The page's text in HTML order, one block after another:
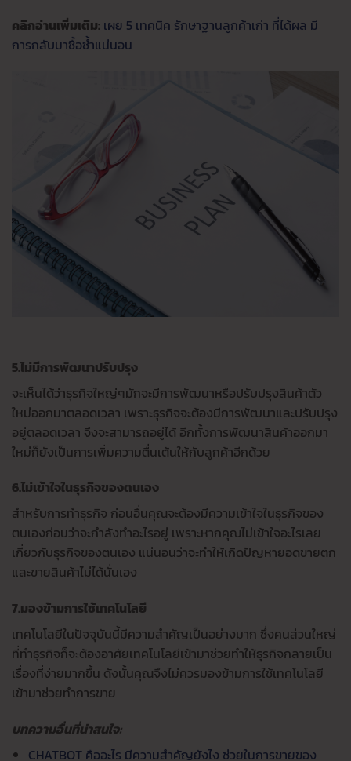
คลิกอ่านเพิ่มเติม: เผย 5 เทคนิค รักษาฐานลูกค้าเก่า ที่ได้ผล มี
การกลับมาซื้อซ้ำแน่นอน
5.ไม่มีการพัฒนาปรับปรุง
จะเห็นได้ว่าธุรกิจใหญ่ๆมักจะมีการพัฒนาหรือปรับปรุงสินค้าตัว
ใหม่ออกมาตลอดเวลา เพราะธุรกิจจะต้องมีการพัฒนาและปรับปรุง
อยู่ตลอดเวลา จึงจะสามารถอยู่ได้ อีกทั้งการพัฒนาสินค้าออกมา
ใหม่ก็ยังเป็นการเพิ่มความตื่นเต้นให้กับลูกค้าอีกด้วย
6.ไม่เข้าใจในธุรกิจของตนเอง
สำหรับการทำธุรกิจ ก่อนอื่นคุณจะต้องมีความเข้าใจในธุรกิจของ
ตนเองก่อนว่าจะกำลังทำอะไรอยู่ เพราะหากคุณไม่เข้าใจอะไรเลย
เกี่ยวกับธุรกิจของตนเอง แน่นอนว่าจะทำให้เกิดปัญหายอดขายตก
และขายสินค้าไม่ได้นั่นเอง
7.มองข้ามการใช้เทคโนโลยี
เทคโนโลยีในปัจจุบันนี้มีความสำคัญเป็นอย่างมาก ซึ่งคนส่วนใหญ่
ที่ทำธุรกิจก็จะต้องอาศัยเทคโนโลยีเข้ามาช่วยทำให้ธุรกิจกลายเป็น
เรื่องที่ง่ายมากขึ้น ดังนั้นคุณจึงไม่ควรมองข้ามการใช้เทคโนโลยี
เข้ามาช่วยทำการขาย
บทความอื่นที่น่าสนใจ:
CHATBOT คืออะไร มีความสำคัญยังไง ช่วยในการขายของ